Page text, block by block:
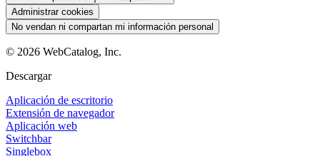
Administrar cookies
No vendan ni compartan mi información personal
© 2026 WebCatalog, Inc.
Descargar
Aplicación de escritorio
Extensión de navegador
Aplicación web
Switchbar
Singlebox